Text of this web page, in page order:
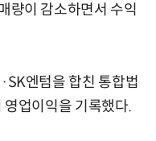
량이 감소하면서 수익
엔텀을 합친 통합법
업이익을 기록했다.